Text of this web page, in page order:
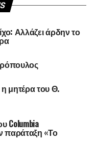
Αλλάζει άρδην το
μητέρα του Θ.
Columbia
παράταξη «Το